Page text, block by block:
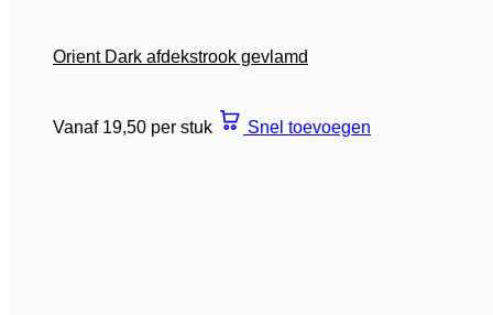
Orient Dark afdekstrook gevlamd
Vanaf 19,50 per stuk Snel toevoegen